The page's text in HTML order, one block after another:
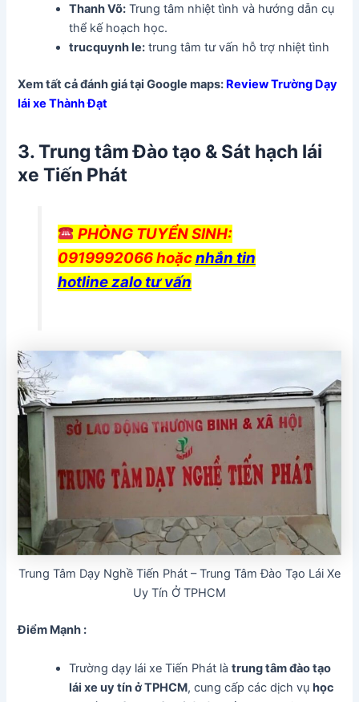
Thanh Võ: Trung tâm nhiệt tình và hướng dẫn cụ
thể kế hoạch học.
trucquynh le: trung tâm tư vấn hỗ trợ nhiệt tình
Xem tất cả đánh giá tại Google maps: Review Trường Dạy
lái xe Thành Đạt
3.Trung tâm Đào tạo & Sát hạch lái
xe Tiến Phát
PHÒNG TUYỂN SINH:
0919992066 hoặcnhắn tin
hotline zalo tư vấn
Trung Tâm Dạy Nghề Tiến Phát – Trung Tâm Đào Tạo Lái Xe
Uy Tín Ở TPHCM
Điểm Mạnh :
Trường dạy lái xe Tiến Phát làtrung tâm đào tạo
lái xe uy tín ở TPHCM, cung cấp các dịch vụhọc